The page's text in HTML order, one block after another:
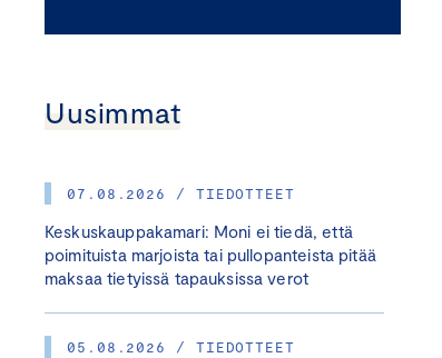
Uusimmat
07.08.2026 / TIEDOTTEET
Keskuskauppakamari: Moni ei tiedä, että
poimituista marjoista tai pullopanteista pitää
maksaa tietyissä tapauksissa verot
05.08.2026 / TIEDOTTEET